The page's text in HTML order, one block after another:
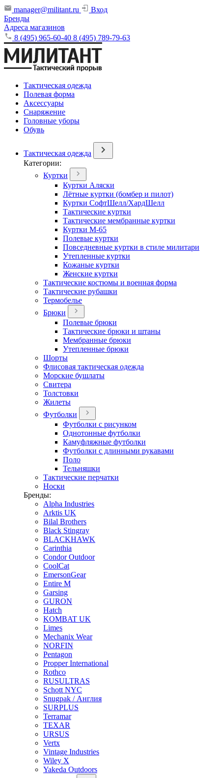
manager@militant.ru
Вход
Бренды
Адреса магазинов
8 (495) 965-60-40 8 (495) 789-79-63
Тактическая одежда
Полевая форма
Аксессуары
Снаряжение
Головные уборы
Обувь
Тактическая одежда
Категории:
Куртки
Куртки Аляски
Лётные куртки (бомбер и пилот)
Куртки СофтШелл/ХардШелл
Тактические куртки
Тактические мембранные куртки
Куртки М-65
Полевые куртки
Повседневные куртки в стиле милитари
Утепленные куртки
Кожаные куртки
Женские куртки
Тактические костюмы и военная форма
Тактические рубашки
Термобелье
Брюки
Полевые брюки
Тактические брюки и штаны
Мембранные брюки
Утепленные брюки
Шорты
Флисовая тактическая одежда
Морские бушлаты
Свитера
Толстовки
Жилеты
Футболки
Футболки с рисунком
Однотонные футболки
Камуфляжные футболки
Футболки с длинными рукавами
Поло
Тельняшки
Тактические перчатки
Носки
Бренды:
Alpha Industries
Arktis UK
Bilal Brothers
Black Stingray
BLACKHAWK
Carinthia
Condor Outdoor
CoolCat
EmersonGear
Entire M
Garsing
GURON
Hatch
KOMBAT UK
Limes
Mechanix Wear
NORFIN
Pentagon
Propper International
Rothco
RUSULTRAS
Schott NYC
Snugpak / Англия
SURPLUS
Terramar
TEXAR
URSUS
Vertx
Vintage Industries
Wiley X
Yakeda Outdoors